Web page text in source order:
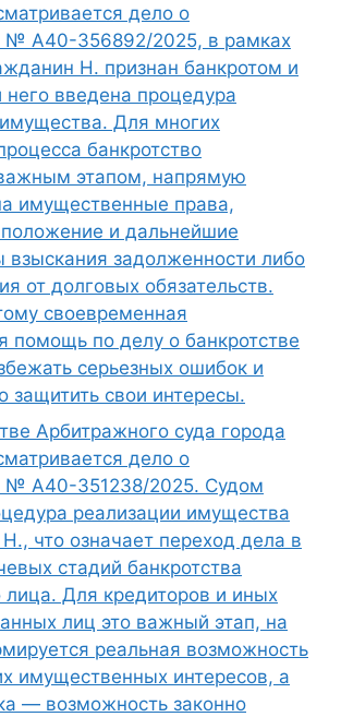
дело о
№ А40-356892/2025, в рамках
Н. признан банкротом и
него введена процедура
Для многих
банкротство
этапом, напрямую
имущественные права,
и дальнейшие
взыскания задолженности либо
от долговых обязательств.
своевременная
помощь по делу о банкротстве
серьезных ошибок и
защитить свои интересы.
Арбитражного суда города
дело о
№ А40-351238/2025. Судом
реализации имущества
что означает переход дела в
стадий банкротства
лица. Для кредиторов и иных
лиц это важный этап, на
реальная возможность
имущественных интересов, а
— возможность законно